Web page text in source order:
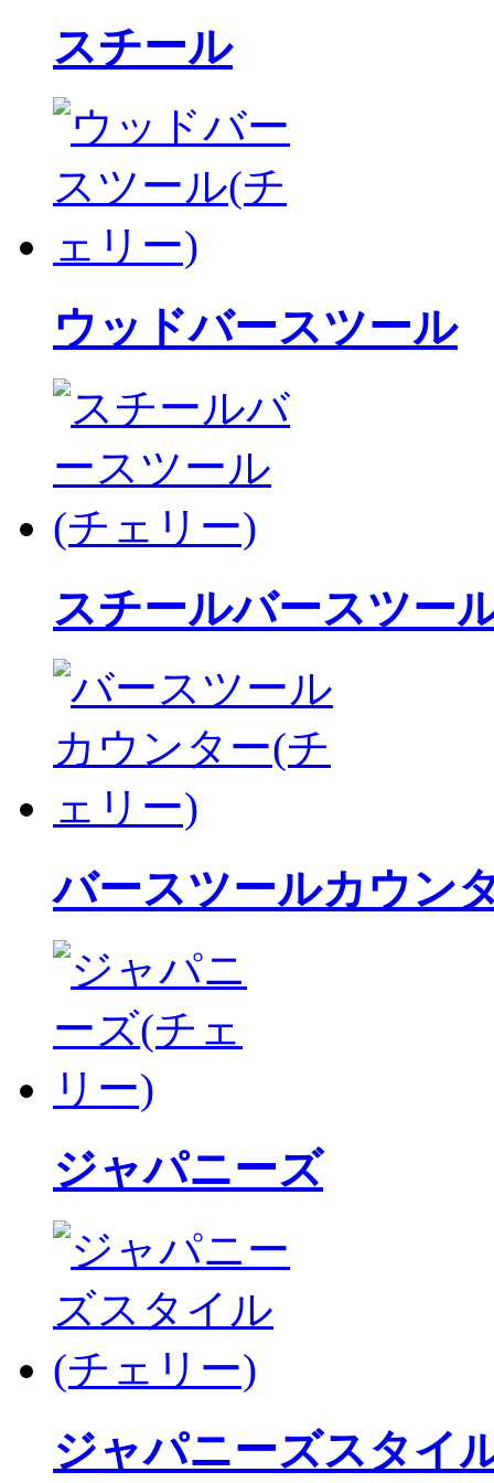
スチール
ウッドバースツール
スチールバースツー
バースツールカウン
ジャパニーズ
ジャパニーズスタイ